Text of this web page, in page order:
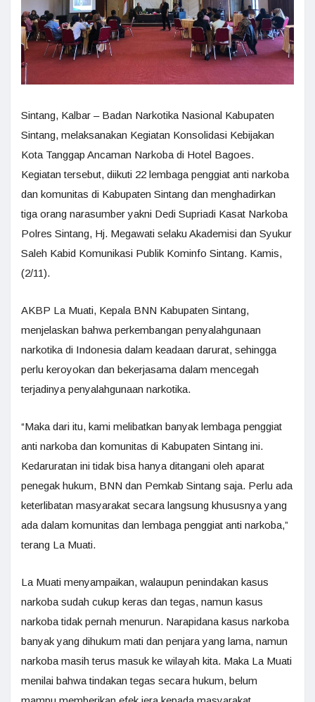
Sintang, Kalbar – Badan Narkotika Nasional Kabupaten
Sintang, melaksanakan Kegiatan Konsolidasi Kebijakan
Kota Tanggap Ancaman Narkoba di Hotel Bagoes.
Kegiatan tersebut, diikuti 22 lembaga penggiat anti narkoba
dan komunitas di Kabupaten Sintang dan menghadirkan
tiga orang narasumber yakni Dedi Supriadi Kasat Narkoba
Polres Sintang, Hj. Megawati selaku Akademisi dan Syukur
Saleh Kabid Komunikasi Publik Kominfo Sintang. Kamis,
(2/11).
AKBP La Muati, Kepala BNN Kabupaten Sintang,
menjelaskan bahwa perkembangan penyalahgunaan
narkotika di Indonesia dalam keadaan darurat, sehingga
perlu keroyokan dan bekerjasama dalam mencegah
terjadinya penyalahgunaan narkotika.
“Maka dari itu, kami melibatkan banyak lembaga penggiat
anti narkoba dan komunitas di Kabupaten Sintang ini.
Kedaruratan ini tidak bisa hanya ditangani oleh aparat
penegak hukum, BNN dan Pemkab Sintang saja. Perlu ada
keterlibatan masyarakat secara langsung khususnya yang
ada dalam komunitas dan lembaga penggiat anti narkoba,”
terang La Muati.
La Muati menyampaikan, walaupun penindakan kasus
narkoba sudah cukup keras dan tegas, namun kasus
narkoba tidak pernah menurun. Narapidana kasus narkoba
banyak yang dihukum mati dan penjara yang lama, namun
narkoba masih terus masuk ke wilayah kita. Maka La Muati
menilai bahwa tindakan tegas secara hukum, belum